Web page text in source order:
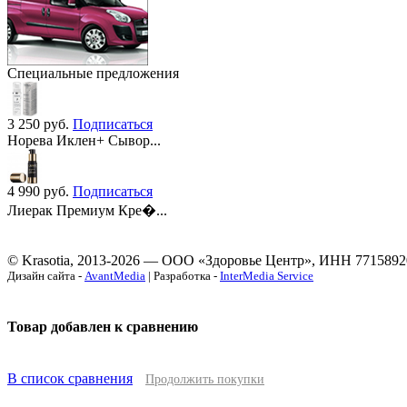
Специальные предложения
3 250 руб. Подписаться
Норева Иклен+ Сывор...
4 990 руб. Подписаться
Лиерак Премиум Кре�...
© Krasotia, 2013-2026 — ООО «Здоровье Центр», ИНН
Дизайн сайта - AvantMedia | Разработка - InterMedia Service
Товар добавлен к сравнению
В список сравнения Продолжить покупки